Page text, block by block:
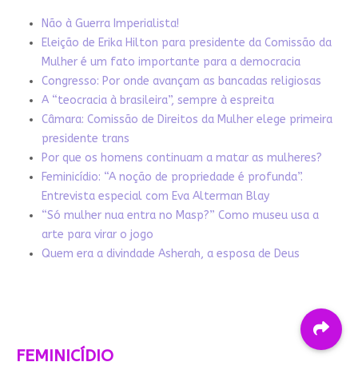
Não à Guerra Imperialista!
Eleição de Erika Hilton para presidente da Comissão da
Mulher é um fato importante para a democracia
Congresso: Por onde avançam as bancadas religiosas
A “teocracia à brasileira”, sempre à espreita
Câmara: Comissão de Direitos da Mulher elege primeira
presidente trans
Por que os homens continuam a matar as mulheres?
Feminicídio: “A noção de propriedade é profunda”.
Entrevista especial com Eva Alterman Blay
“Só mulher nua entra no Masp?” Como museu usa a
arte para virar o jogo
Quem era a divindade Asherah, a esposa de Deus
FEMINICÍDIO